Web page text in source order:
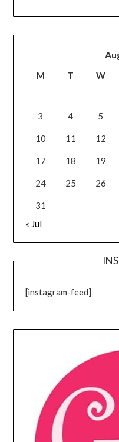
M T W
3 4 5
10 11 12
17 18 19
24 25 26
31
« Jul
[instagram-feed]